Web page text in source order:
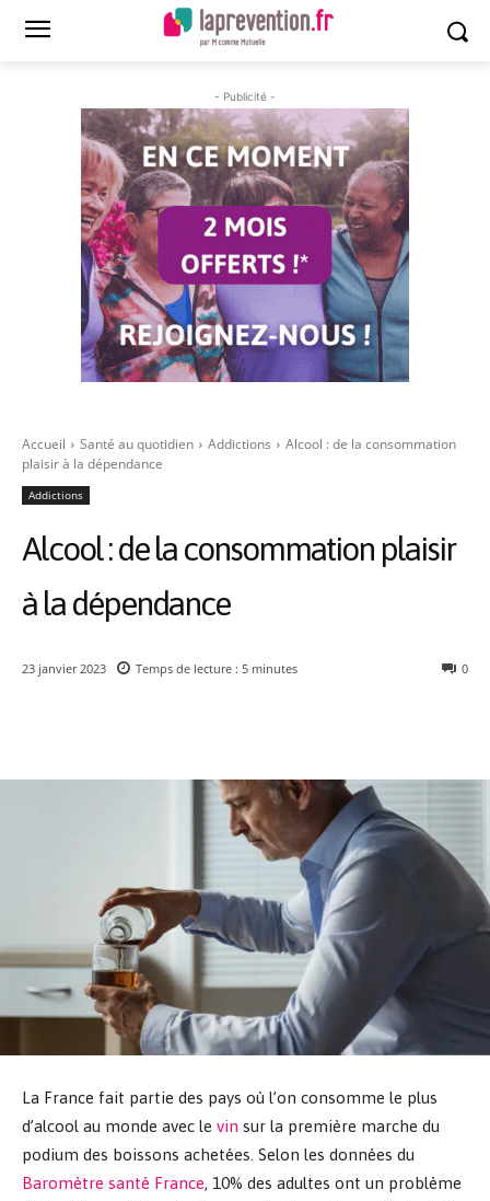
- Publicité -
Accueil Santé au quotidien Addictions
Alcool : de la consommation
plaisir à la dépendance
Addictions
Alcool : de la consommation plaisir
à la dépendance
23 janvier 2023 Temps de lecture : 5 minutes 0
La France fait partie des pays où l’on consomme le plus
d’alcool au monde avec le vin sur la première marche du
podium des boissons achetées. Selon les données du
Baromètre santé France, 10% des adultes ont un problème